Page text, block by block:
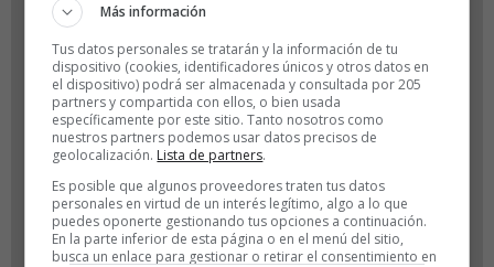
Recuérdame
ACCEDER
Registro
¿Has olvidado tu contraseña?
VOLVER
Más información
Tus datos personales se tratarán y la información de tu
dispositivo (cookies, identificadores únicos y otros datos en
el dispositivo) podrá ser almacenada y consultada por 205
partners y compartida con ellos, o bien usada
específicamente por este sitio. Tanto nosotros como
nuestros partners podemos usar datos precisos de
geolocalización. Lista de partners.
Es posible que algunos proveedores traten tus datos
personales en virtud de un interés legítimo, algo a lo que
puedes oponerte gestionando tus opciones a continuación.
En la parte inferior de esta página o en el menú del sitio,
busca un enlace para gestionar o retirar el consentimiento en